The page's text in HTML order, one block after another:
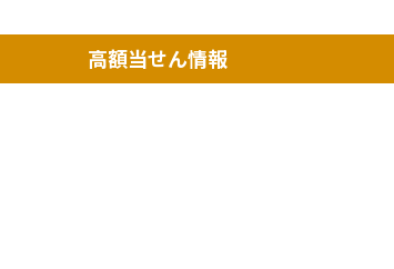
高額当せん情報